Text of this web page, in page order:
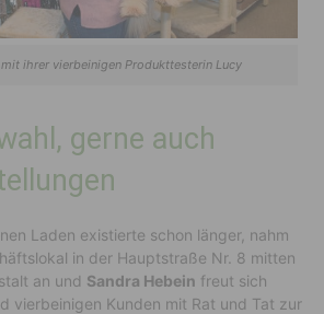
ihrer vierbeinigen Produkttesterin Lucy
gerne auch
Laden existierte schon länger, nahm
in der Hauptstraße Nr. 8 mitten
an und Sandra Hebein freut sich
vierbeinigen Kunden mit Rat und Tat zur